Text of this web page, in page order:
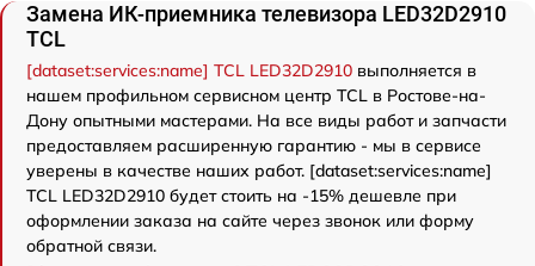
Замена ИК-приемника телевизора LED32D2910
TCL
[dataset:services:name] TCL LED32D2910 выполняется в
нашем профильном сервисном центр TCL в Ростове-на-
Дону опытными мастерами. На все виды работ и запчасти
предоставляем расширенную гарантию - мы в сервисе
уверены в качестве наших работ. [dataset:services:name]
TCL LED32D2910 будет стоить на -15% дешевле при
оформлении заказа на сайте через звонок или форму
обратной связи.